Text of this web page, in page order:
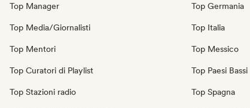
Top Manager
Top Media/Giornalisti
Top Mentori
Top Curatori di Playlist
Top Stazioni radio
Top Germania
Top Italia
Top Messico
Top Paesi Bassi
Top Spagna